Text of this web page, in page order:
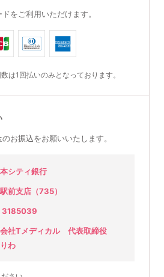
をご利用いただけます。
は1回払いのみとなっております。
お振込をお願いいたします。
シティ銀行
前支店（735）
3185039
社Tメディカル 代表取締役
わ